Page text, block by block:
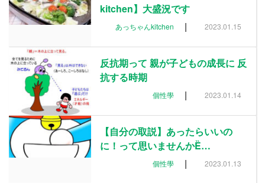
kitchen】大盛況です
あっちゃんkitchen | 2023.01.15
反抗期って 親が子どもの成長に 反
抗する時期
個性學 | 2023.01.14
【自分の取説】あったらいいの
に！って思いませんかȄ…
個性學 | 2023.01.13